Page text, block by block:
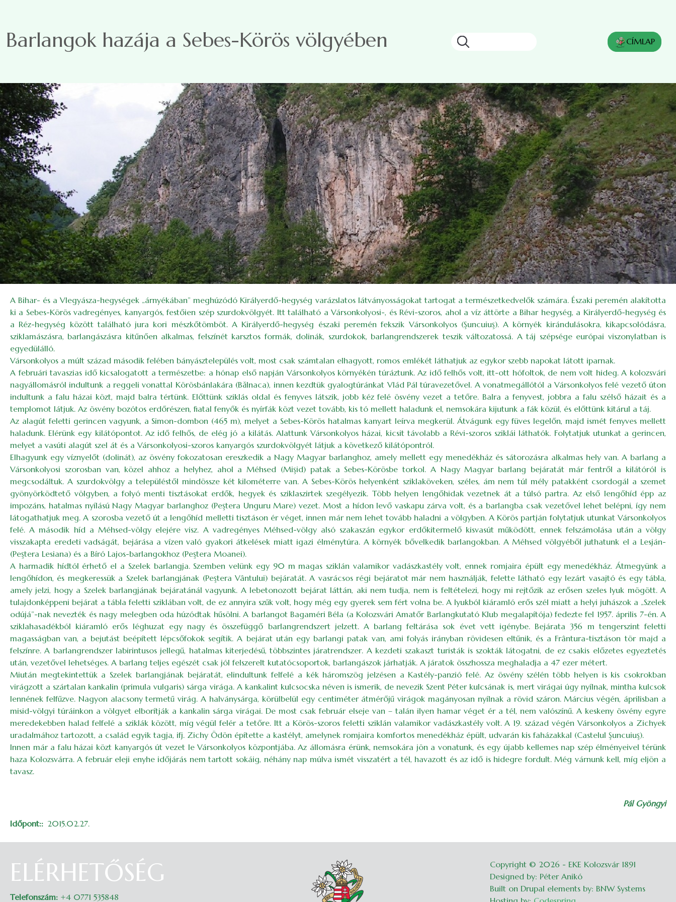
Barlangok hazája a Sebes-Körös völgyében CÍMLAP
A Bihar- és a Vlegyásza-hegységek „árnyékában” meghúzódó Királyerdő-hegység varázslatos látványosságokat tartogat a természetkedvelők számára. Északi peremén alakította
ki a Sebes-Körös vadregényes, kanyargós, festőien szép szurdokvölgyét. Itt található a Vársonkolyosi-, és Révi-szoros, ahol a víz áttörte a Bihar hegység, a Királyerdő-hegység és
a Réz-hegység között található jura kori mészkőtömböt. A Királyerdő-hegység északi peremén fekszik Vársonkolyos (Şuncuiuş). A környék kirándulásokra, kikapcsolódásra,
sziklamászásra, barlangászásra kitűnően alkalmas, felszínét karsztos formák, dolinák, szurdokok, barlangrendszerek teszik változatossá. A táj szépsége európai viszonylatban is
egyedülálló.
Vársonkolyos a múlt század második felében bányásztelepülés volt, most csak számtalan elhagyott, romos emlékét láthatjuk az egykor szebb napokat látott iparnak.
A februári tavaszias idő kicsalogatott a természetbe: a hónap első napján Vársonkolyos környékén túráztunk. Az idő felhős volt, itt-ott hófoltok, de nem volt hideg. A kolozsvári
nagyállomásról indultunk a reggeli vonattal Körösbánlakára (Bălnaca), innen kezdtük gyalogtúránkat Vlád Pál túravezetővel. A vonatmegállótól a Vársonkolyos felé vezető úton
indultunk a falu házai közt, majd balra tértünk. Előttünk sziklás oldal és fenyves látszik, jobb kéz felé ösvény vezet a tetőre. Balra a fenyvest, jobbra a falu szélső házait és a
templomot látjuk. Az ösvény bozótos erdőrészen, fiatal fenyők és nyírfák közt vezet tovább, kis tó mellett haladunk el, nemsokára kijutunk a fák közül, és előttünk kitárul a táj.
Az alagút feletti gerincen vagyunk, a Simon-dombon (465 m), melyet a Sebes-Körös hatalmas kanyart leírva megkerül. Átvágunk egy füves legelőn, majd ismét fenyves mellett
haladunk. Elérünk egy kilátópontot. Az idő felhős, de elég jó a kilátás. Alattunk Vársonkolyos házai, kicsit távolabb a Révi-szoros sziklái láthatók. Folytatjuk utunkat a gerincen,
melyet a vasúti alagút szel át és a Vársonkolyosi-szoros kanyargós szurdokvölgyét látjuk a következő kilátópontról.
Elhagyunk egy víznyelőt (dolinát), az ösvény fokozatosan ereszkedik a Nagy Magyar barlanghoz, amely mellett egy menedékház és sátorozásra alkalmas hely van. A barlang a
Vársonkolyosi szorosban van, közel ahhoz a helyhez, ahol a Méhsed (Mişid) patak a Sebes-Körösbe torkol. A Nagy Magyar barlang bejáratát már fentről a kilátóról is
megcsodáltuk. A szurdokvölgy a településtől mindössze két kilométerre van. A Sebes-Körös helyenként sziklaköveken, széles, ám nem túl mély patakként csordogál a szemet
gyönyörködtető völgyben, a folyó menti tisztásokat erdők, hegyek és sziklaszirtek szegélyezik. Több helyen lengőhidak vezetnek át a túlsó partra. Az első lengőhíd épp az
impozáns, hatalmas nyílású Nagy Magyar barlanghoz (Peştera Unguru Mare) vezet. Most a hídon levő vaskapu zárva volt, és a barlangba csak vezetővel lehet belépni, így nem
látogathatjuk meg. A szorosba vezető út a lengőhíd melletti tisztáson ér véget, innen már nem lehet tovább haladni a völgyben. A Körös partján folytatjuk utunkat Vársonkolyos
felé. A második híd a Méhsed-völgy elejére visz. A vadregényes Méhsed-völgy alsó szakaszán egykor erdőkitermelő kisvasút működött, ennek felszámolása után a völgy
visszakapta eredeti vadságát, bejárása a vízen való gyakori átkelések miatt igazi élménytúra. A környék bővelkedik barlangokban. A Méhsed völgyéből juthatunk el a Lesján-
(Peştera Lesiana) és a Bíró Lajos-barlangokhoz (Peştera Moanei).
A harmadik hídtól érhető el a Szelek barlangja. Szemben velünk egy 90 m magas sziklán valamikor vadászkastély volt, ennek romjaira épült egy menedékház. Átmegyünk a
lengőhídon, és megkeressük a Szelek barlangjának (Peştera Vântului) bejáratát. A vasrácsos régi bejáratot már nem használják, felette látható egy lezárt vasajtó és egy tábla,
amely jelzi, hogy a Szelek barlangjának bejáratánál vagyunk. A lebetonozott bejárat láttán, aki nem tudja, nem is feltételezi, hogy mi rejtőzik az erősen szeles lyuk mögött. A
tulajdonképpeni bejárat a tábla feletti sziklában volt, de ez annyira szűk volt, hogy még egy gyerek sem fért volna be. A lyukból kiáramló erős szél miatt a helyi juhászok a „Szelek
odújá”-nak nevezték és nagy melegben oda húzódtak hűsölni. A barlangot Bagaméri Béla (a Kolozsvári Amatőr Barlangkutató Klub megalapítója) fedezte fel 1957. április 7-én. A
sziklahasadékból kiáramló erős léghuzat egy nagy és összefüggő barlangrendszert jelzett. A barlang feltárása sok évet vett igénybe. Bejárata 356 m tengerszint feletti
magasságban van, a bejutást beépített lépcsőfokok segítik. A bejárat után egy barlangi patak van, ami folyás irányban rövidesen eltűnik, és a Frântura-tisztáson tör majd a
felszínre. A barlangrendszer labirintusos jellegű, hatalmas kiterjedésű, többszintes járatrendszer. A kezdeti szakaszt turisták is szokták látogatni, de ez csakis előzetes egyeztetés
után, vezetővel lehetséges. A barlang teljes egészét csak jól felszerelt kutatócsoportok, barlangászok járhatják. A járatok összhossza meghaladja a 47 ezer métert.
Miután megtekintettük a Szelek barlangjának bejáratát, elindultunk felfelé a kék háromszög jelzésen a Kastély-panzió felé. Az ösvény szélén több helyen is kis csokrokban
virágzott a szártalan kankalin (primula vulgaris) sárga virága. A kankalint kulcsocska néven is ismerik, de nevezik Szent Péter kulcsának is, mert virágai úgy nyílnak, mintha kulcsok
lennének felfűzve. Nagyon alacsony termetű virág. A halványsárga, körülbelül egy centiméter átmérőjű virágok magányosan nyílnak a rövid száron. Március végén, áprilisban a
misid-völgyi túráinkon a völgyet elborítják a kankalin sárga virágai. De most csak február elseje van – talán ilyen hamar véget ér a tél, nem valószínű. A keskeny ösvény egyre
meredekebben halad felfelé a sziklák között, míg végül felér a tetőre. Itt a Körös-szoros feletti sziklán valamikor vadászkastély volt. A 19. század végén Vársonkolyos a Zichyek
uradalmához tartozott, a család egyik tagja, ifj. Zichy Ödön építette a kastélyt, amelynek romjaira komfortos menedékház épült, udvarán kis faházakkal (Castelul Şuncuiuş).
Innen már a falu házai közt kanyargós út vezet le Vársonkolyos központjába. Az állomásra érünk, nemsokára jön a vonatunk, és egy újabb kellemes nap szép élményeivel térünk
haza Kolozsvárra. A február eleji enyhe időjárás nem tartott sokáig, néhány nap múlva ismét visszatért a tél, havazott és az idő is hidegre fordult. Még várnunk kell, míg eljön a
tavasz.
Pál Gyöngyi
Időpont:
2015.02.27.
ELÉRHETŐSÉG
Telefonszám: +4 0771 535848
Copyright © 2026 - EKE Kolozsvár 1891
Designed by: Péter Anikó
Built on Drupal elements by: BNW Systems